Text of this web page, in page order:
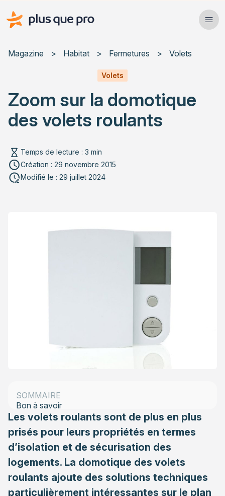
Plus que pro Mag'
Services
Actualités
Rechercher un article
Magazine > Habitat > Fermetures > Volets
Volets
Zoom sur la domotique
des volets roulants
Temps de lecture : 3 min
Création : 29 novembre 2015
Modifié le : 29 juillet 2024
Les volets roulants sont de plus en plus
prisés pour leurs propriétés en termes
d’isolation et de sécurisation des
logements. La domotique des volets
roulants ajoute des solutions techniques
particulièrement intéressantes sur le plan
SOMMAIRE
Domotique : qu’est-ce que c’est ?
Bon à savoir